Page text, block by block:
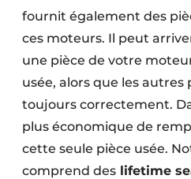
Sécurité incendie
Software
Techniques ferroviaires
Travaux ferroviaires
fournit également des
ces moteurs. Il peut
une pièce de votre
usée, alors que les
toujours correctement.
plus économique de
cette seule pièce usée.
comprend des lifetime